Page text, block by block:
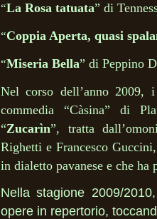
“La Rosa tatuata” di
“Coppia Aperta, quasi
“Miseria Bella” di Peppino
Nel corso dell’anno 2009,
commedia “Càsina” di
“Zucarìn”, tratta
Righetti e Francesco
in dialetto pavanese e che
Nella stagione 2009/
opere in repertorio,